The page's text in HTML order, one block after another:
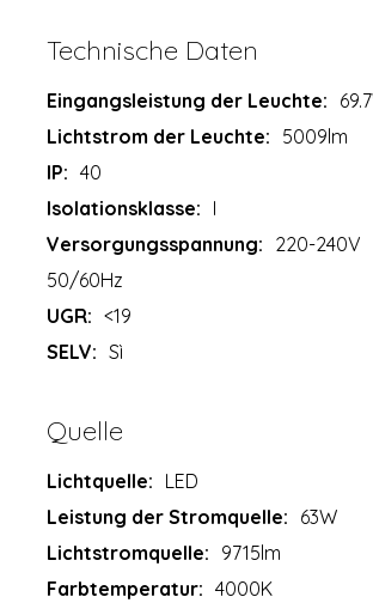
Technische Daten
Eingangsleistung der Leuchte:
Lichtstrom der Leuchte: 5009lm
IP: 40
Isolationsklasse: I
Versorgungsspannung: 220-240V
50/60Hz
UGR: <19
SELV: Sì
Quelle
Lichtquelle: LED
Leistung der Stromquelle: 63W
Lichtstromquelle: 9715lm
Farbtemperatur: 4000K